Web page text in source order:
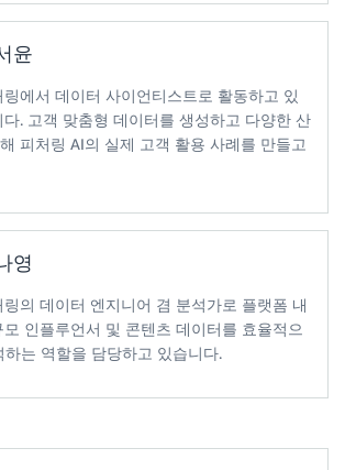
윤
링에서 데이터 사이언티스트로 활동하고 있
다. 고객 맞춤형 데이터를 생성하고 다양한 산
피처링 AI의 실제 고객 활용 사례를 만들고
영
링의 데이터 엔지니어 겸 분석가로 플랫폼 내
모 인플루언서 및 콘텐츠 데이터를 효율적으
하는 역할을 담당하고 있습니다.